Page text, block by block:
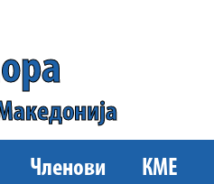
Членови КМЕ